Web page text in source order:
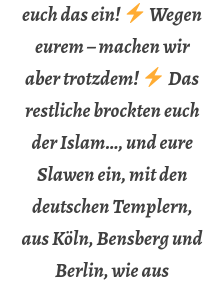
euch das ein!
Wegen
eurem – machen wir
aber trotzdem!
Das
restliche brockten euch
der Islam…, und eure
Slawen ein, mit den
deutschen Templern,
aus Köln, Bensberg und
Berlin, wie aus